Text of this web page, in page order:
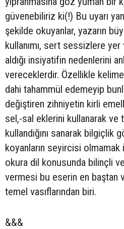
güvenebiliriz ki(!) Bu uyarı
şekilde okuyanlar, yazarın
kullanımı, sert sessizlere
aldığı insiyatifin nedenlerini
vereceklerdir. Özellikle
dahi tahammül edemeyip
değiştiren zihniyetin kirli
sel,-sal eklerini kullanarak ve
kullandığını sanarak bilgiçlik
koyanların seyircisi olmamak
okura dil konusunda bilinçli
vermesi bu eserin en baştan
temel vasıflarından biri.
&&&